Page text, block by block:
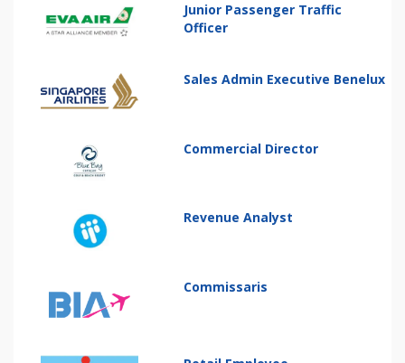
Junior Passenger Traffic
Officer
Sales Admin Executive Benelux
Commercial Director
Revenue Analyst
Commissaris